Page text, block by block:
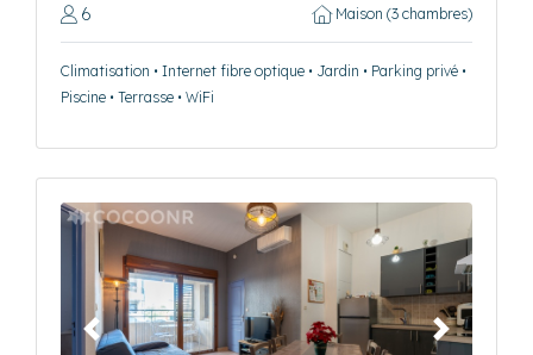
6 Maison (3 chambres)
Climatisation • Internet fibre optique • Jardin • Parking privé •
Piscine • Terrasse • WiFi
Précédent Suivant